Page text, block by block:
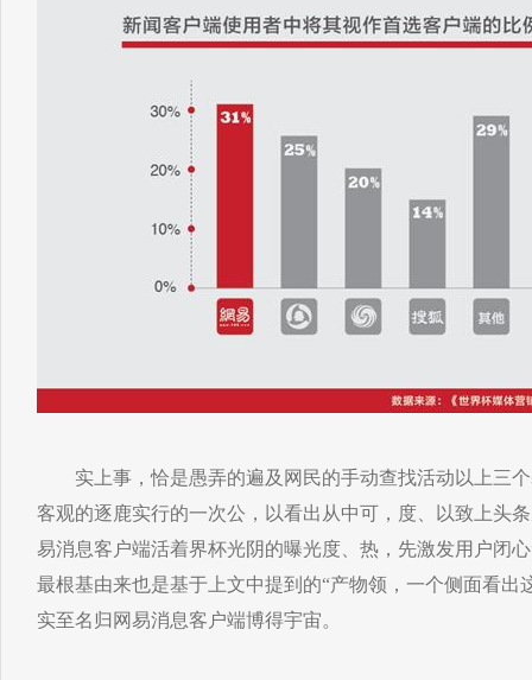
实上事，恰是愚弄的遍及网民的手动查找活动以上三个
客观的逐鹿实行的一次公，以看出从中可，度、以致上头
易消息客户端活着界杯光阴的曝光度、热，先激发用户闭
最根基由来也是基于上文中提到的“产物领，一个侧面看出
实至名归网易消息客户端博得宇宙。